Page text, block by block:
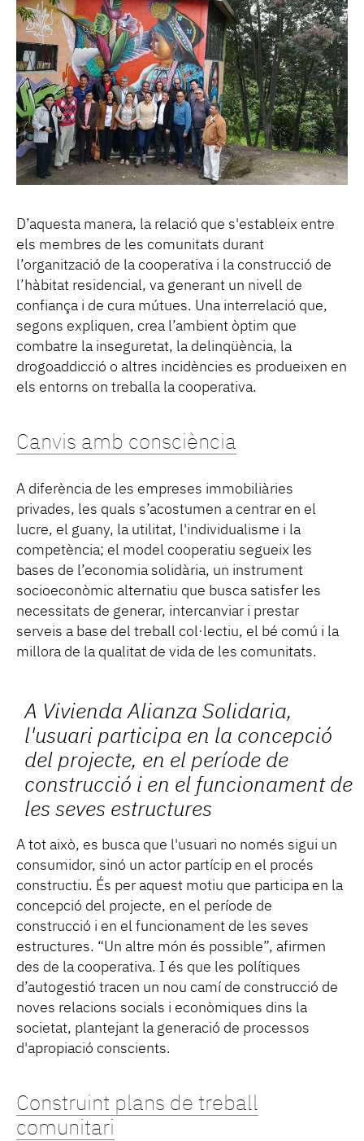
D’aquesta manera, la relació que s'estableix entre
els membres de les comunitats durant
l’organització de la cooperativa i la construcció de
l’hàbitat residencial, va generant un nivell de
confiança i de cura mútues. Una interrelació que,
segons expliquen, crea l’ambient òptim que
combatre la inseguretat, la delinqüència, la
drogoaddicció o altres incidències es produeixen en
els entorns on treballa la cooperativa.
Canvis amb consciència
A diferència de les empreses immobiliàries
privades, les quals s’acostumen a centrar en el
lucre, el guany, la utilitat, l'individualisme i la
competència; el model cooperatiu segueix les
bases de l’economia solidària, un instrument
socioeconòmic alternatiu que busca satisfer les
necessitats de generar, intercanviar i prestar
serveis a base del treball col·lectiu, el bé comú i la
millora de la qualitat de vida de les comunitats.
A Vivienda Alianza Solidaria,
l'usuari participa en la concepció
del projecte, en el període de
construcció i en el funcionament de
les seves estructures
A tot això, es busca que l'usuari no només sigui un
consumidor, sinó un actor partícip en el procés
constructiu. És per aquest motiu que participa en la
concepció del projecte, en el període de
construcció i en el funcionament de les seves
estructures. “Un altre món és possible”, afirmen
des de la cooperativa. I és que les polítiques
d’autogestió tracen un nou camí de construcció de
noves relacions socials i econòmiques dins la
societat, plantejant la generació de processos
d'apropiació conscients.
Construint plans de treball
comunitari